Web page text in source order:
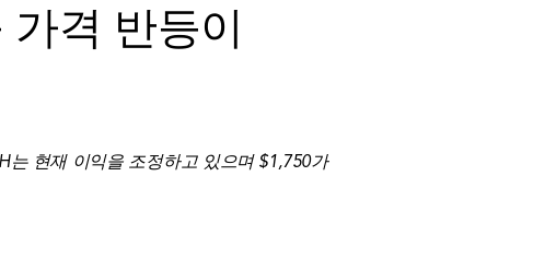
격 반등이
는 현재 이익을 조정하고 있으며 $1,750가